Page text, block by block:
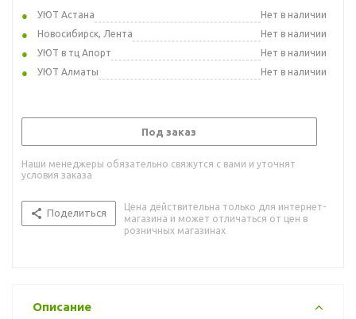
УЮТ Астана
Нет в наличии
Новосибирск, Лента
Нет в наличии
УЮТ в тц Апорт
Нет в наличии
УЮТ Алматы
Нет в наличии
Под заказ
Наши менеджеры обязательно свяжутся с вами и уточнят
условия заказа
Поделиться
Цена действительна только для интернет-
магазина и может отличаться от цен в
розничных магазинах
Описание